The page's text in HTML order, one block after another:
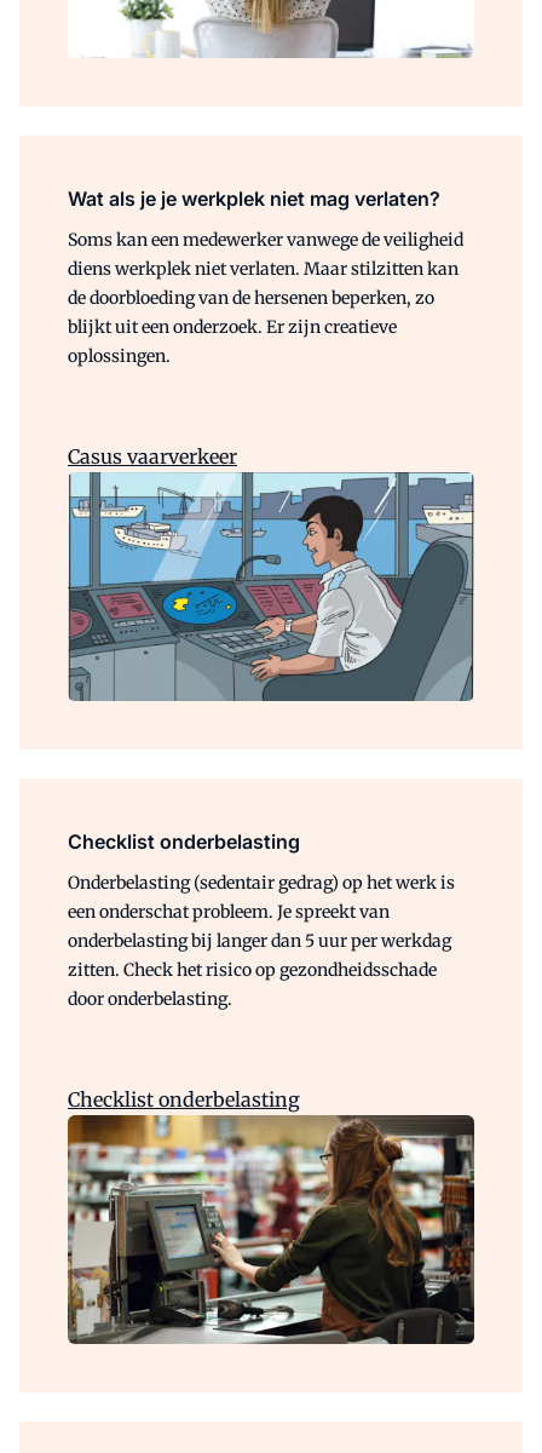
Wat als je je werkplek niet mag verlaten?
Soms kan een medewerker vanwege de veiligheid
diens werkplek niet verlaten. Maar stilzitten kan
de doorbloeding van de hersenen beperken, zo
blijkt uit een onderzoek. Er zijn creatieve
oplossingen.
Casus vaarverkeer
Checklist onderbelasting
Onderbelasting(sedentair gedrag) op het werk is
een onderschat probleem. Je spreekt van
onderbelastingbij langer dan 5 uur per werkdag
zitten. Check het risico op gezondheidsschade
dooronderbelasting.
Checklist onderbelasting